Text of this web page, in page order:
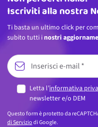
Iscriviti alla nostra
Ti basta un ultimo click per
subito tutti i nostri
Letta l’informativa
newsletter e/o DEM
Questo form è protetto da
di Serviziodi Google.